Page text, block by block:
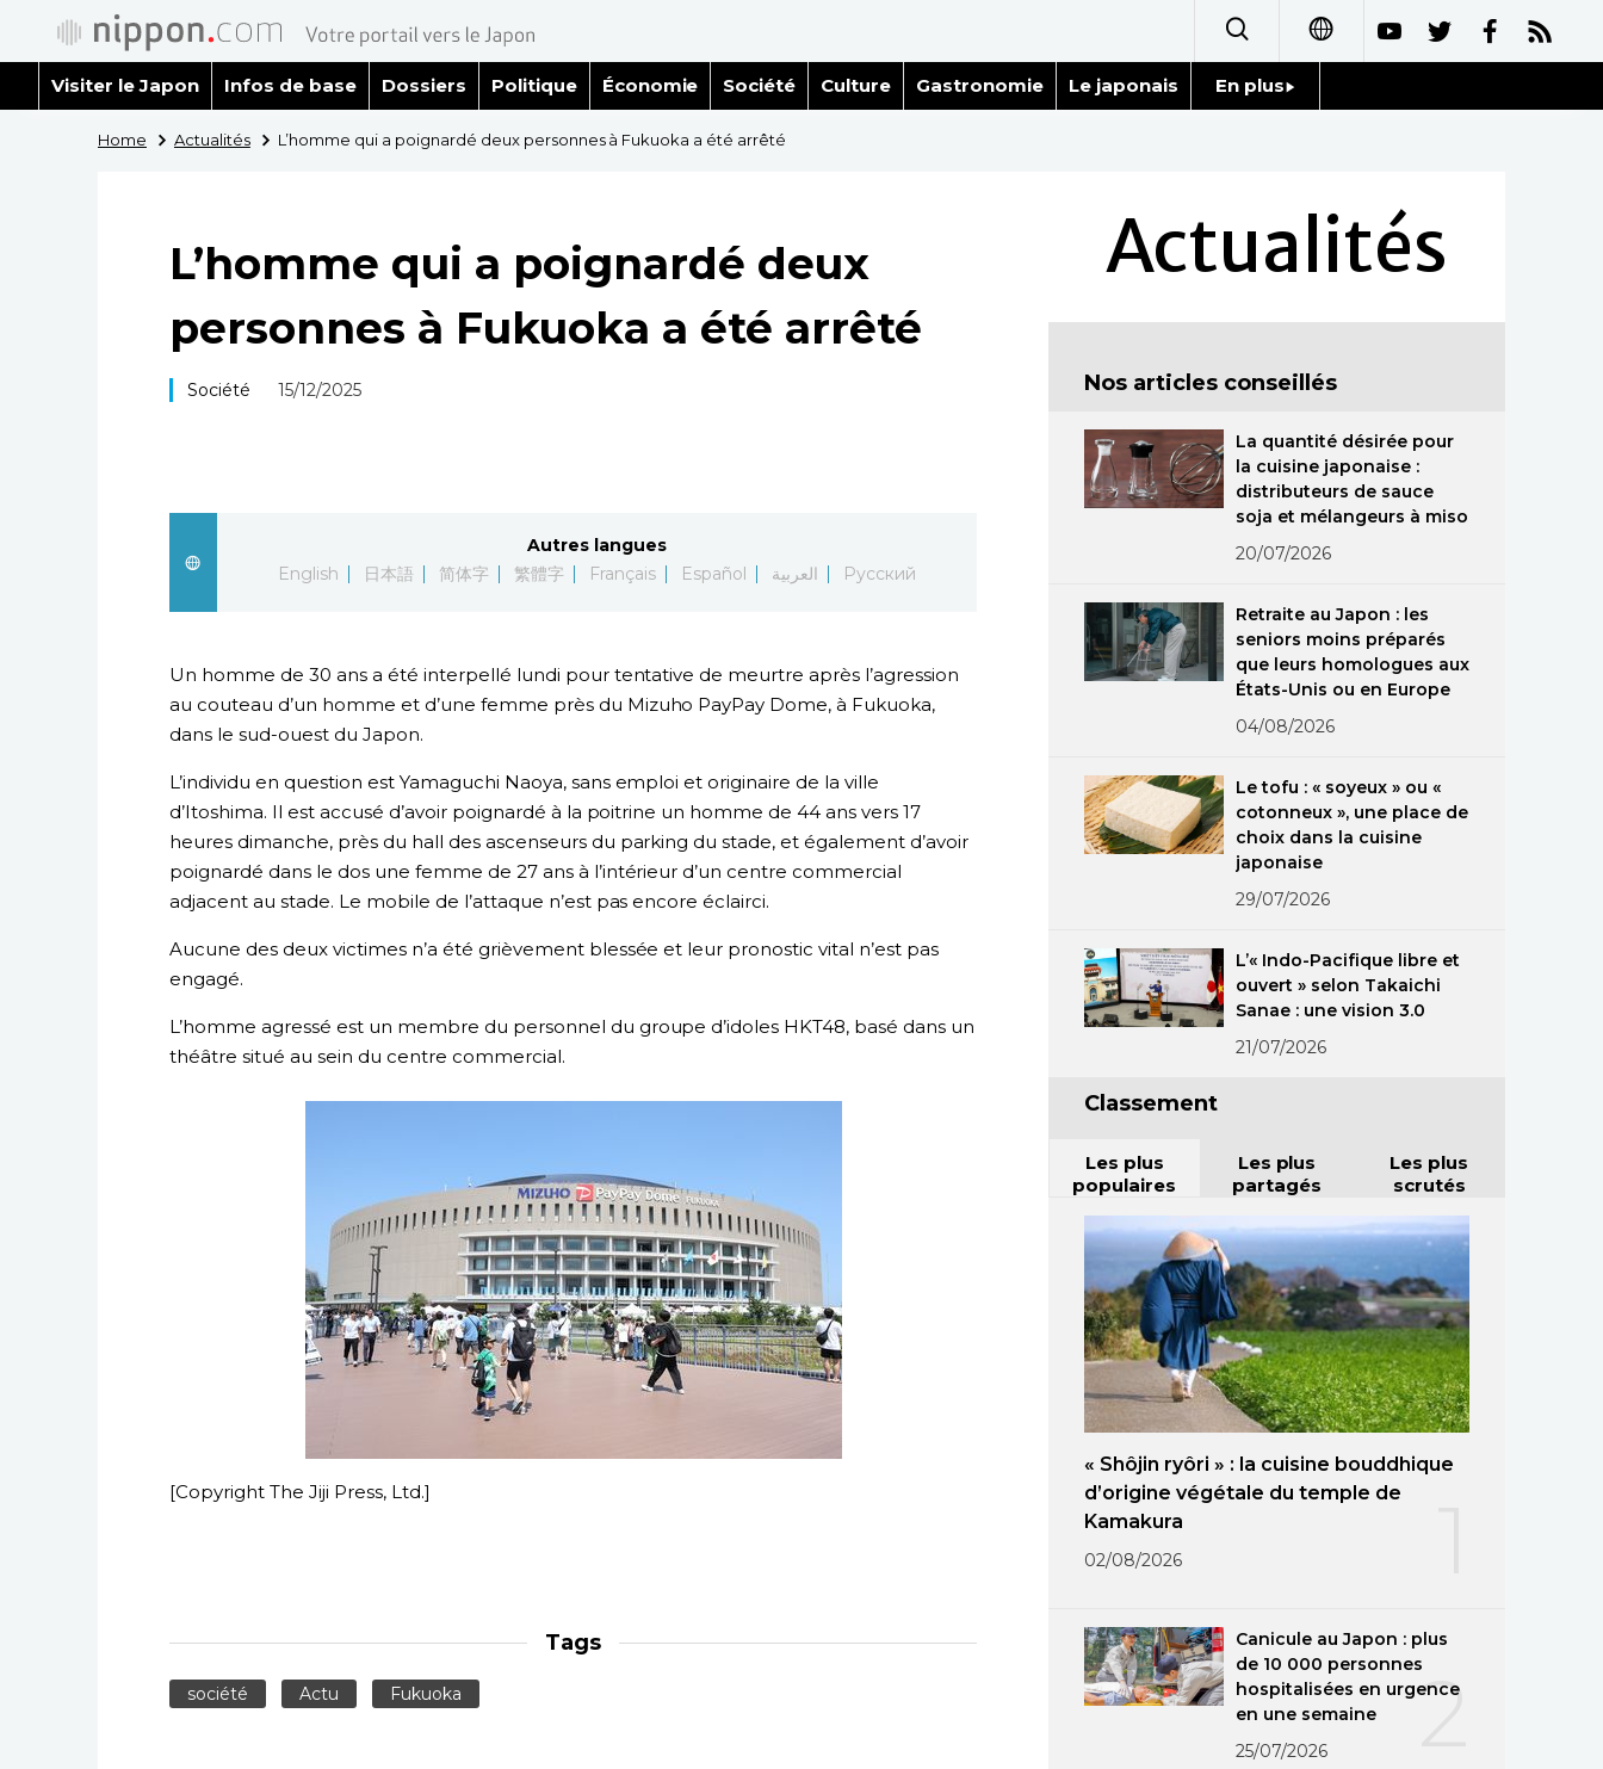
简体字
繁體字
العربية
Русский
Visiter le Japon Infos de base Dossiers Politique Économie Société Culture Gastronomie Le japonais En plus
Personnages
Chroniques
Images
Vidéos
Tokyo
Home Actualités L’homme qui a poignardé deux personnes à Fukuoka a été arrêté
L’homme qui a poignardé deux
personnes à Fukuoka a été arrêté
Société 15/12/2025
Autres langues
English
日本語 简体字 繁體字 Français Español العربية Русский
Un homme de 30 ans a été interpellé lundi pour tentative de meurtre après l’agression
au couteau d’un homme et d’une femme près du Mizuho PayPay Dome, à Fukuoka,
dans le sud-ouest du Japon.
L’individu en question est Yamaguchi Naoya, sans emploi et originaire de la ville
d’Itoshima. Il est accusé d’avoir poignardé à la poitrine un homme de 44 ans vers 17
heures dimanche, près du hall des ascenseurs du parking du stade, et également d’avoir
poignardé dans le dos une femme de 27 ans à l’intérieur d’un centre commercial
adjacent au stade. Le mobile de l’attaque n’est pas encore éclairci.
Aucune des deux victimes n’a été grièvement blessée et leur pronostic vital n’est pas
engagé.
L’homme agressé est un membre du personnel du groupe d’idoles HKT48, basé dans un
théâtre situé au sein du centre commercial.
[Copyright The Jiji Press, Ltd.]
Tags
société Actu Fukuoka
Actualités
Nos articles conseillés
La quantité désirée pour
la cuisine japonaise :
distributeurs de sauce
soja et mélangeurs à miso
20/07/2026
Retraite au Japon : les
seniors moins préparés
que leurs homologues aux
États-Unis ou en Europe
04/08/2026
Le tofu : « soyeux » ou «
cotonneux », une place de
choix dans la cuisine
japonaise
29/07/2026
L’« Indo-Pacifique libre et
ouvert » selon Takaichi
Sanae : une vision 3.0
21/07/2026
Classement
Les plus
populaires
Les plus
partagés
Les plus
scrutés
« Shôjin ryôri » : la cuisine bouddhique
d’origine végétale du temple de
Kamakura
02/08/2026
2
Canicule au Japon : plus
de 10 000 personnes
hospitalisées en urgence
en une semaine
25/07/2026